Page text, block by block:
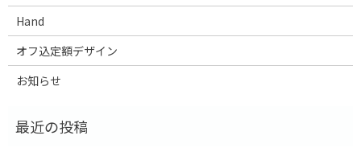
Hand
オフ込定額デザイン
お知らせ